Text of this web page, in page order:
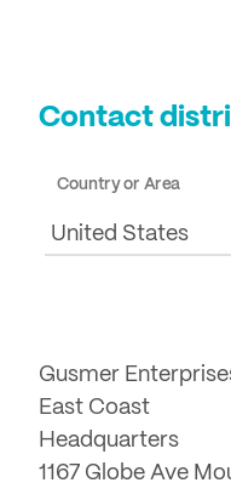
Contact
Country or Area
United States
Gusmer
East Coast
Headquarters
1167 Globe Ave